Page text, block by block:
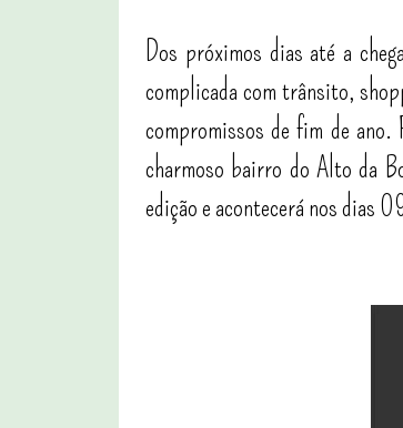
Dos próximos dias até a
complicada com trânsito,
compromissos de fim de
charmoso bairro do Alto da
edição e acontecerá nos dias